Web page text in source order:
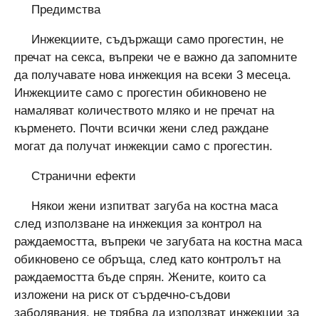
Предимства
Инжекциите, съдържащи само прогестин, не
пречат на секса, въпреки че е важно да запомните
да получавате нова инжекция на всеки 3 месеца.
Инжекциите само с прогестин обикновено не
намаляват количеството мляко и не пречат на
кърменето. Почти всички жени след раждане
могат да получат инжекции само с прогестин.
Странични ефекти
Някои жени изпитват загуба на костна маса
след използване на инжекция за контрол на
раждаемостта, въпреки че загубата на костна маса
обикновено се обръща, след като контролът на
раждаемостта бъде спрян. Жените, които са
изложени на риск от сърдечно-съдови
заболявания, не трябва да използват инжекции за